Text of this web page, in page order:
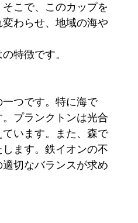
こで、このカップを
わらせ、地域の海や
特徴です。
つです。特に海で
プランクトンは光合
います。また、森で
ます。鉄イオンの不
切なバランスが求め